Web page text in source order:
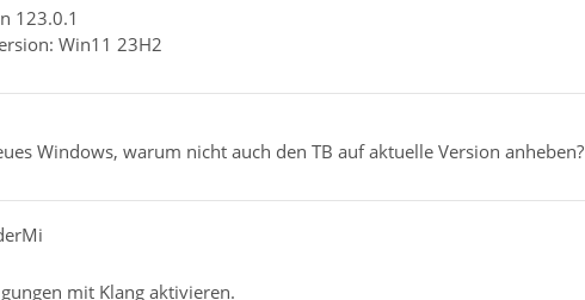
123.0.1
Win11 23H2
Windows, warum nicht auch den TB auf aktuelle Version anheben?
mit Klang aktivieren.